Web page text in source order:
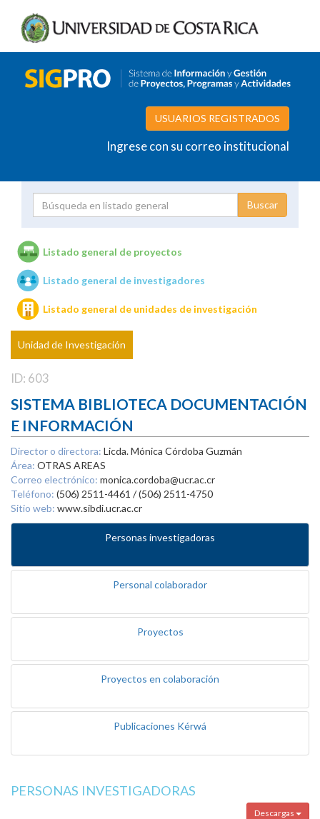
USUARIOS REGISTRADOS
Ingrese con su correo institucional
Unidades de investigación
Listado general de proyectos
Listado general de investigadores
Listado general de unidades de investigación
Unidad de Investigación
ID: 603
SISTEMA BIBLIOTECA DOCUMENTACIÓN
E INFORMACIÓN
Director o directora: Licda. Mónica Córdoba Guzmán
Área: OTRAS AREAS
Correo electrónico: monica.cordoba@ucr.ac.cr
Teléfono: (506) 2511-4461 / (506) 2511-4750
Sitio web: www.sibdi.ucr.ac.cr
Personas investigadoras
Personal colaborador
Proyectos
Proyectos en colaboración
Publicaciones Kérwá
PERSONAS INVESTIGADORAS
Descargas